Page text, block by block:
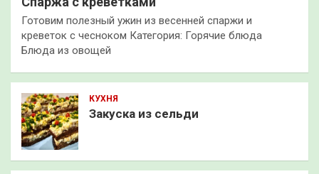
Готовим полезный ужин из весенней спаржи и
креветок с чесноком Категория: Горячие блюда
Блюда из овощей
КУХНЯ
Закуска из сельди